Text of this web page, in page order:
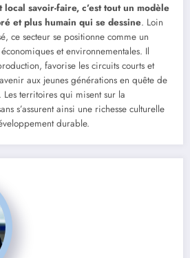
local savoir-faire, c’est tout un modèle
et plus humain qui se dessine. Loin
ce secteur se positionne comme un
et environnementales. Il
favorise les circuits courts et
aux jeunes générations en quête de
Les territoires qui misent sur la
s’assurent ainsi une richesse culturelle
durable.